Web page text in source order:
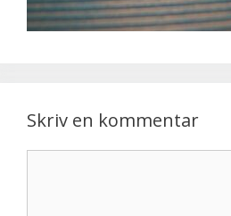
Skriv en kommentar